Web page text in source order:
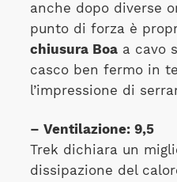
anche dopo diverse
punto di forza è
chiusura Boaa cavo
casco ben fermo in
l’impressione di
– Ventilazione: 9,5
Trek dichiara un
dissipazione del